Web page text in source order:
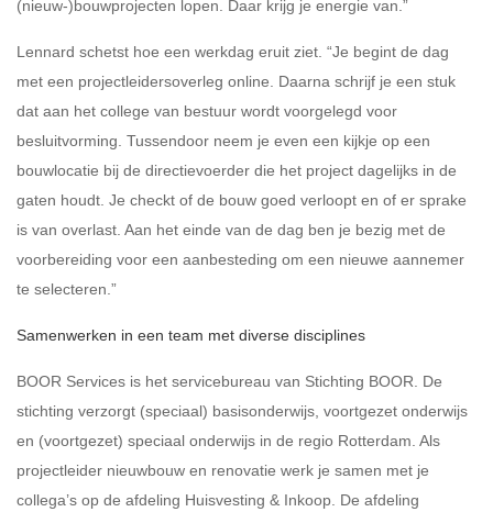
(nieuw-)bouwprojecten lopen. Daar krijg je energie van.”
Lennard schetst hoe een werkdag eruit ziet. “Je begint de dag
met een projectleidersoverleg online. Daarna schrijf je een stuk
dat aan het college van bestuur wordt voorgelegd voor
besluitvorming. Tussendoor neem je even een kijkje op een
bouwlocatie bij de directievoerder die het project dagelijks in de
gaten houdt. Je checkt of de bouw goed verloopt en of er sprake
is van overlast. Aan het einde van de dag ben je bezig met de
voorbereiding voor een aanbesteding om een nieuwe aannemer
te selecteren.”
Samenwerken in een team met diverse disciplines
BOOR Services is het servicebureau van Stichting BOOR. De
stichting verzorgt (speciaal) basisonderwijs, voortgezet onderwijs
en (voortgezet) speciaal onderwijs in de regio Rotterdam. Als
projectleider nieuwbouw en renovatie werk je samen met je
collega’s op de afdeling Huisvesting & Inkoop. De afdeling